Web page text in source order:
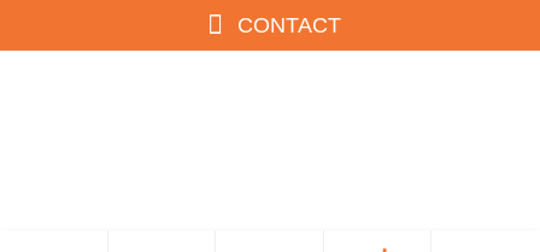
CONTACT